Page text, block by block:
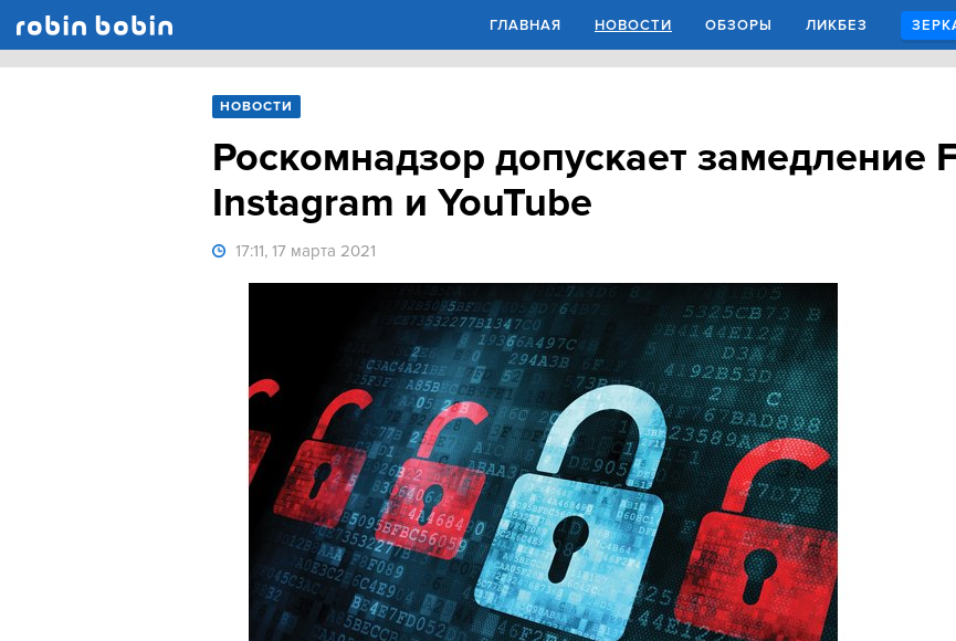
ГЛАВНАЯ НОВОСТИ ОБЗОРЫ ЛИКБЕЗ
НОВОСТИ
Роскомнадзор допускает замедление
Instagram и YouTube
17:11, 17 марта 2021